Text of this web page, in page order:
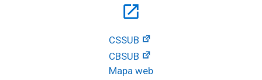
open_in_new
CSSUB
CBSUB
Mapa web